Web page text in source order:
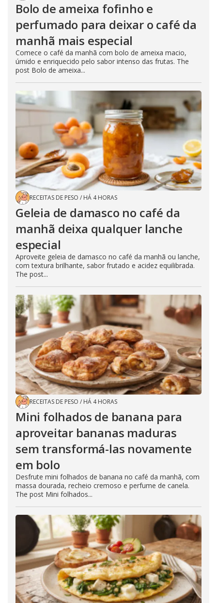
Bolo de ameixa fofinho e
perfumado para deixar o café da
manhã mais especial
Comece o café da manhã com bolo de ameixa macio,
úmido e enriquecido pelo sabor intenso das frutas. The
post Bolo de ameixa...
RECEITAS DE PESO / HÁ 4 HORAS
Geleia de damasco no café da
manhã deixa qualquer lanche
especial
Aproveite geleia de damasco no café da manhã ou lanche,
com textura brilhante, sabor frutado e acidez equilibrada.
The post...
RECEITAS DE PESO / HÁ 4 HORAS
Mini folhados de banana para
aproveitar bananas maduras
sem transformá-las novamente
em bolo
Desfrute mini folhados de banana no café da manhã, com
massa dourada, recheio cremoso e perfume de canela.
The post Mini folhados...